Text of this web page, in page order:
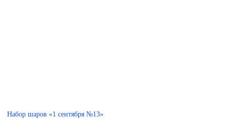
Набор шаров «1 сентября №13»